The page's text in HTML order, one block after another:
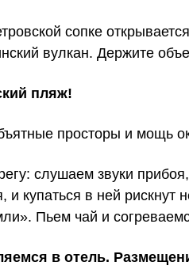
сопке
вулкан. Держите
пляж!
просторы и мощь
слушаем звуки
и купаться в ней
Пьем чай и
в отель.